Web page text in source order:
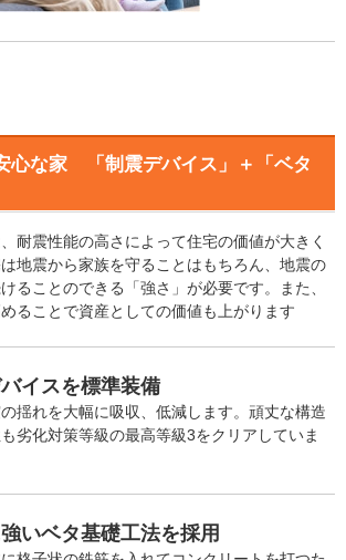
心な家 「制震デバイス」＋「ベタ
耐震性能の高さによって住宅の価値が大きく
地震から家族を守ることはもちろん、地震の
ることのできる「強さ」が必要です。また、
ることで資産としての価値も上がります
イスを標準装備
揺れを大幅に吸収、低減します。頑丈な構造
劣化対策等級の最高等級3をクリアしていま
いベタ基礎工法を採用